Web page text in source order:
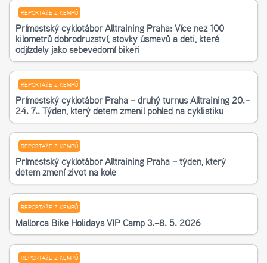
REPORTÁŽE Z KEMPŮ
Příměstský cyklotábor Alltraining Praha: Více než 100
kilometrů dobrodružství, stovky úsměvů a děti, které
odjížděly jako sebevědomí bikeři
REPORTÁŽE Z KEMPŮ
Příměstský cyklotábor Praha – druhý turnus Alltraining 20.–
24. 7.. Týden, který dětem změnil pohled na cyklistiku
REPORTÁŽE Z KEMPŮ
Příměstský cyklotábor Alltraining Praha – týden, který
dětem změní život na kole
REPORTÁŽE Z KEMPŮ
Mallorca Bike Holidays VIP Camp 3.–8. 5. 2026
REPORTÁŽE Z KEMPŮ